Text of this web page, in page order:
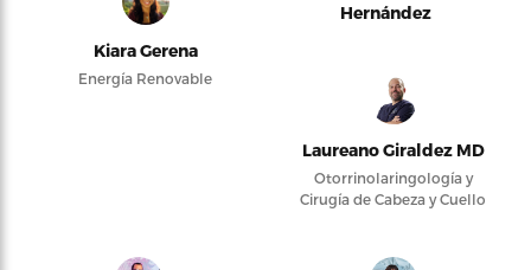
Kiara Gerena
Energía Renovable
Hernández
Laureano Giraldez MD
Otorrinolaringología y
Cirugía de Cabeza y Cuello